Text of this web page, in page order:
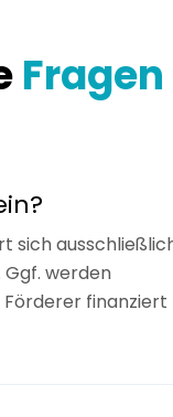
Fragen
sich
werden
finanziert